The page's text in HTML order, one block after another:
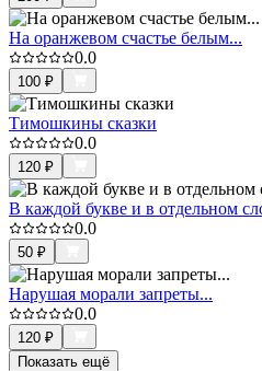
На оранжевом счастье белым...
0.0
100 ₽
Тимошкины сказки
0.0
120 ₽
В каждой букве и в отдельном
0.0
50 ₽
Нарушая морали запреты...
0.0
120 ₽
Показать ещё